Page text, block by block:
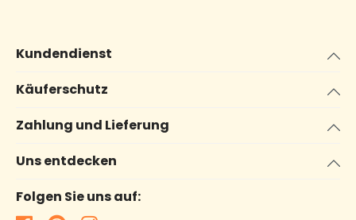
Kundendienst
Käuferschutz
Zahlung und Lieferung
Uns entdecken
Folgen Sie uns auf: